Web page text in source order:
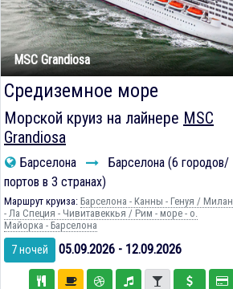
MSC Grandiosa
Средиземное море
Морской круиз на лайнере MSC
Grandiosa
Барселона
Барселона (6 городов/
портов в 3 странах)
Маршрут круиза: Барселона - Канны - Генуя / Милан
- Ла Специя - Чивитавеккья / Рим - море - о.
Майорка - Барселона
7 ночей 05.09.2026 - 12.09.2026